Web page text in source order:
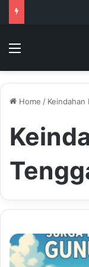
Menu
Home / Keindahan